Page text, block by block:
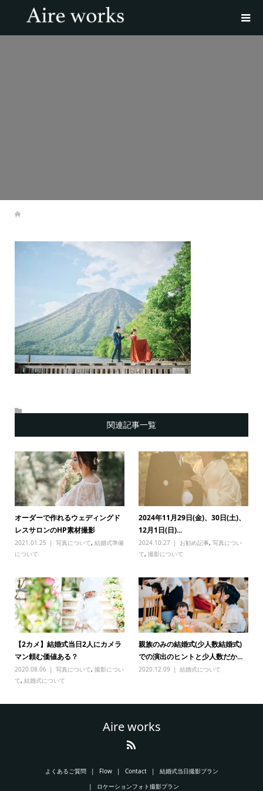
関連記事一覧
オーダーで作れるウェディングド
レスサロンのHP素材撮影
2021.01.25 写真について, 結婚式準備
について
2024年11月29日(金)、30日(土)、
12月1日(日)...
2024.10.27 お勧め記事,写真につい
て,撮影について
【2カメ】結婚式当日2人にカメラ
マン頼む価値ある？
2020.08.06 写真について, 撮影につい
て, 結婚式について
親族のみの結婚式(少人数結婚式)
での演出のヒントと少人数だか...
2020.12.09 結婚式について
Aire works
よくあるご質問 Flow Contact
結婚式当日撮影プラン
ロケーションフォト撮影プラン